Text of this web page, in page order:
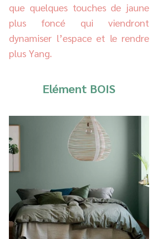
que quelques touches de jaune
plus foncé qui viendront
dynamiser l’espace et le rendre
plus Yang.
Elément BOIS